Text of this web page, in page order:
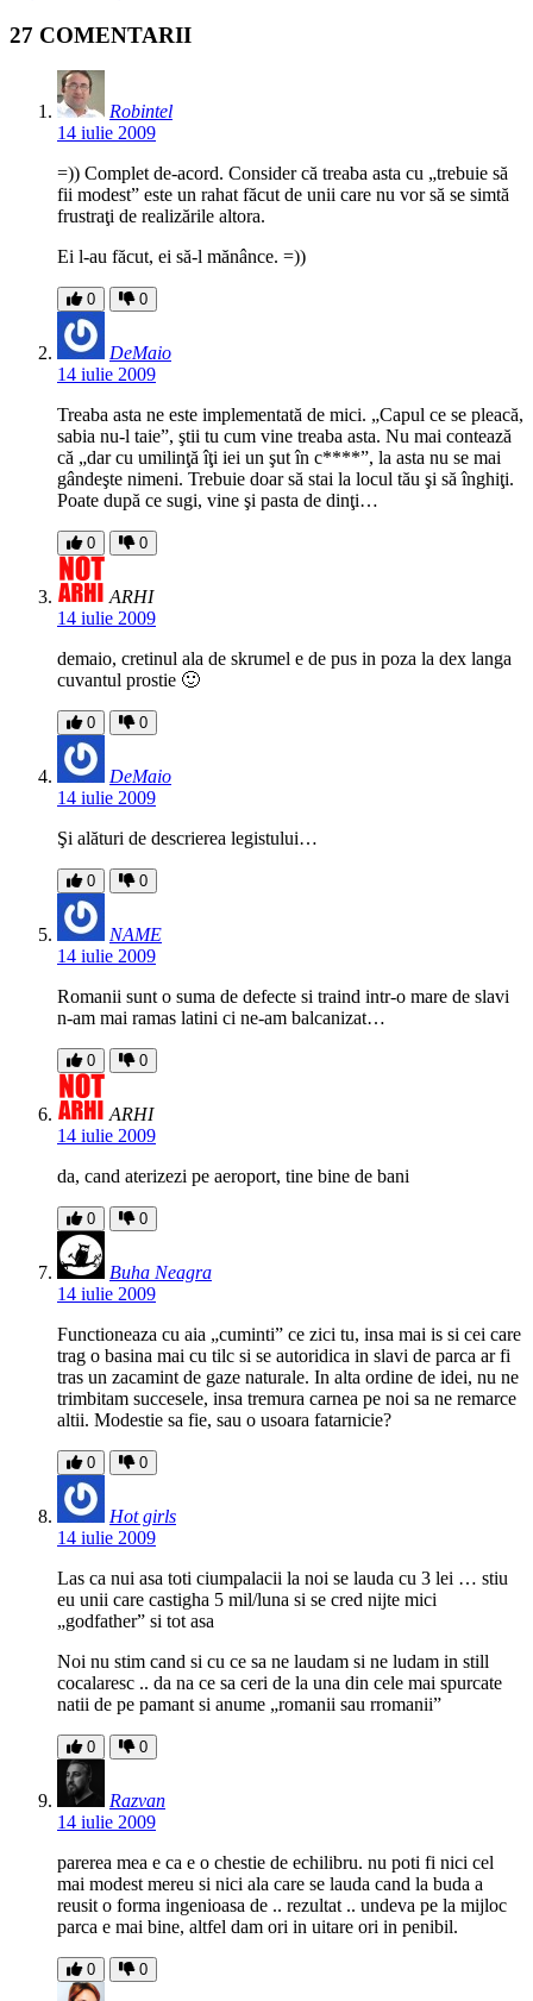
27 COMENTARII
Robintel
14 iulie 2009
=)) Complet de-acord. Consider că treaba asta cu „trebuie să
fii modest” este un rahat făcut de unii care nu vor să se simtă
frustraţi de realizările altora.
Ei l-au făcut, ei să-l mănânce. =))
0 0
DeMaio
14 iulie 2009
Treaba asta ne este implementată de mici. „Capul ce se pleacă,
sabia nu-l taie”, ştii tu cum vine treaba asta. Nu mai contează
că „dar cu umilinţă îţi iei un şut în c****”, la asta nu se mai
gândeşte nimeni. Trebuie doar să stai la locul tău şi să înghiţi.
Poate după ce sugi, vine şi pasta de dinţi…
0 0
ARHI
14 iulie 2009
demaio, cretinul ala de skrumel e de pus in poza la dex langa
cuvantul prostie 🙂
0 0
DeMaio
14 iulie 2009
Şi alături de descrierea legistului…
0 0
NAME
14 iulie 2009
Romanii sunt o suma de defecte si traind intr-o mare de slavi
n-am mai ramas latini ci ne-am balcanizat…
0 0
ARHI
14 iulie 2009
da, cand aterizezi pe aeroport, tine bine de bani
0 0
Buha Neagra
14 iulie 2009
Functioneaza cu aia „cuminti” ce zici tu, insa mai is si cei care
trag o basina mai cu tilc si se autoridica in slavi de parca ar fi
tras un zacamint de gaze naturale. In alta ordine de idei, nu ne
trimbitam succesele, insa tremura carnea pe noi sa ne remarce
altii. Modestie sa fie, sau o usoara fatarnicie?
0 0
Hot girls
14 iulie 2009
Las ca nui asa toti ciumpalacii la noi se lauda cu 3 lei … stiu
eu unii care castigha 5 mil/luna si se cred nijte mici
„godfather” si tot asa
Noi nu stim cand si cu ce sa ne laudam si ne ludam in still
cocalaresc .. da na ce sa ceri de la una din cele mai spurcate
natii de pe pamant si anume „romanii sau rromanii”
0 0
Razvan
14 iulie 2009
parerea mea e ca e o chestie de echilibru. nu poti fi nici cel
mai modest mereu si nici ala care se lauda cand la buda a
reusit o forma ingenioasa de .. rezultat .. undeva pe la mijloc
parca e mai bine, altfel dam ori in uitare ori in penibil.
0 0